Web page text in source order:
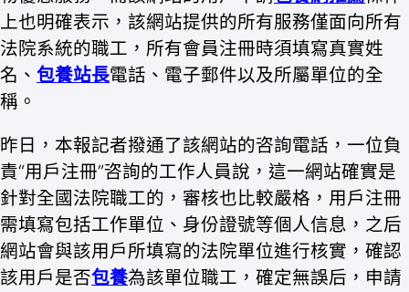
上也明確表示，該網站提供的所有服務僅面向所有
法院系統的職工，所有會員注冊時須填寫真實姓
名、 包養站長電話、電子郵件以及所屬單位的全
稱。
昨日，本報記者撥通了該網站的咨詢電話，一位負
責“用戶注冊”咨詢的工作人員說，這一網站確實是
針對全國法院職工的，審核也比較嚴格，用戶注冊
需填寫包括工作單位、身份證號等個人信息，之后
網站會與該用戶所填寫的法院單位進行核實，確認
該用戶是否包養為該單位職工，確定無誤后，申請